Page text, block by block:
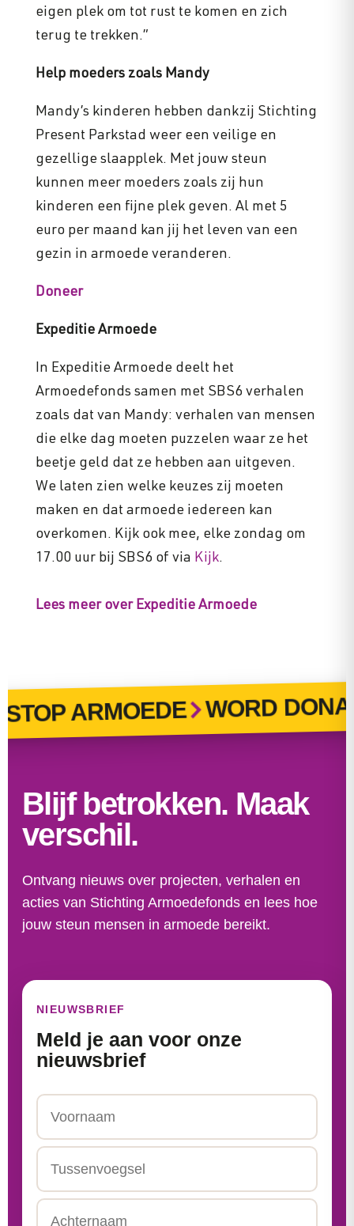
eigen plek om tot rust te komen en zich
terug te trekken.”
Help moeders zoals Mandy
Mandy’s kinderen hebben dankzij Stichting
Present Parkstad weer een veilige en
gezellige slaapplek. Met jouw steun
kunnen meer moeders zoals zij hun
kinderen een fijne plek geven. Al met 5
euro per maand kan jij het leven van een
gezin in armoede veranderen.
Doneer
Expeditie Armoede
In Expeditie Armoede deelt het
Armoedefonds samen met SBS6 verhalen
zoals dat van Mandy: verhalen van mensen
die elke dag moeten puzzelen waar ze het
beetje geld dat ze hebben aan uitgeven.
We laten zien welke keuzes zij moeten
maken en dat armoede iedereen kan
overkomen. Kijk ook mee, elke zondag om
17.00 uur bij SBS6 of via Kijk.
Lees meer over Expeditie Armoede
ARMOEDE WORD
Blijf betrokken. Maak
verschil.
Ontvang nieuws over projecten, verhalen en
acties van Stichting Armoedefonds en lees hoe
jouw steun mensen in armoede bereikt.
NIEUWSBRIEF
Meld je aan voor onze
nieuwsbrief
Voornaam
Tussenvoegsel